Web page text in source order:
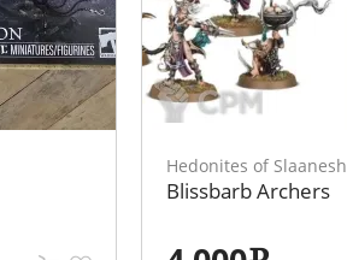
Hedonites of Slaanesh
Blissbarb Archers